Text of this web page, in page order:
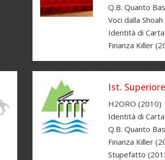
Q.B. Quanto
Voci dalla
Identità di
Finanza Killer
Ist.
H2ORO (2010)
Identità di
Q.B. Quanto
Finanza Killer
Stupefatto